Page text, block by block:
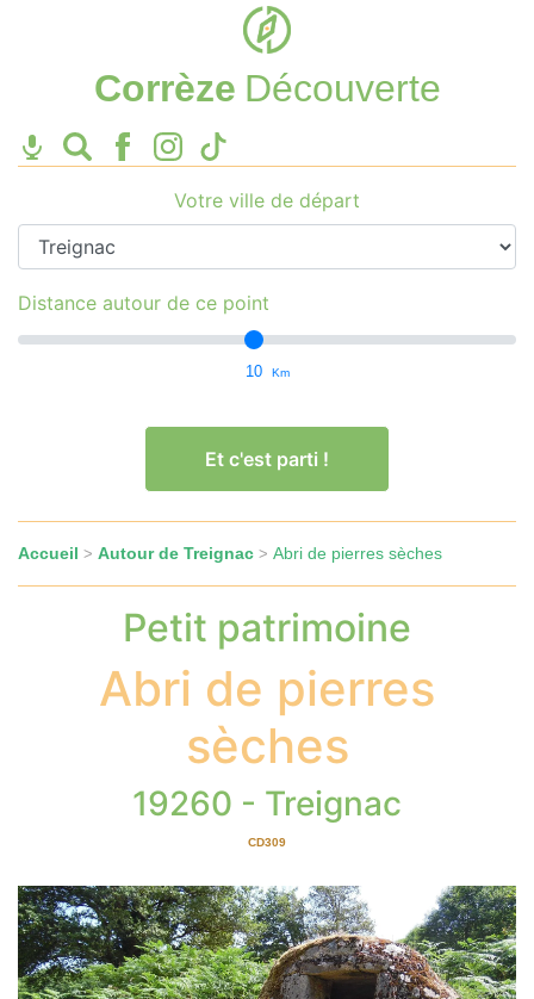
Corrèze Découverte
Votre ville de départ
Distance autour de ce point
10 Km
Et c'est parti !
Accueil > Autour de Treignac > Abri de pierres sèches
Petit patrimoine
Abri de pierres
sèches
19260 - Treignac
CD309